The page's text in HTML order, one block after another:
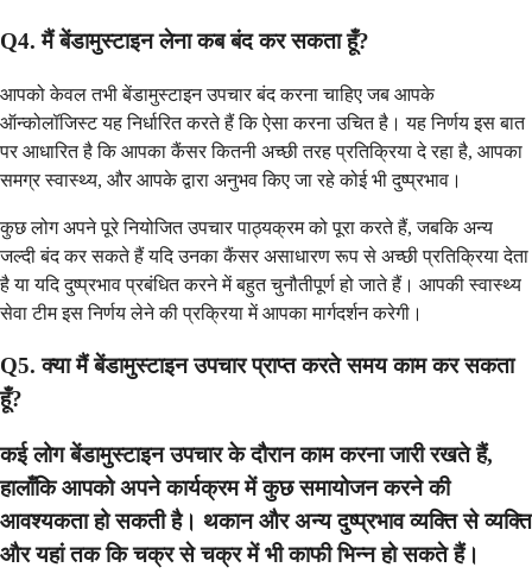
Q4. मैं बेंडामुस्टाइन लेना कब बंद कर सकता हूँ?
आपको केवल तभी बेंडामुस्टाइन उपचार बंद करना चाहिए जब आपके
ऑन्कोलॉजिस्ट यह निर्धारित करते हैं कि ऐसा करना उचित है। यह निर्णय इस बात
पर आधारित है कि आपका कैंसर कितनी अच्छी तरह प्रतिक्रिया दे रहा है, आपका
समग्र स्वास्थ्य, और आपके द्वारा अनुभव किए जा रहे कोई भी दुष्प्रभाव।
कुछ लोग अपने पूरे नियोजित उपचार पाठ्यक्रम को पूरा करते हैं, जबकि अन्य
जल्दी बंद कर सकते हैं यदि उनका कैंसर असाधारण रूप से अच्छी प्रतिक्रिया देता
है या यदि दुष्प्रभाव प्रबंधित करने में बहुत चुनौतीपूर्ण हो जाते हैं। आपकी स्वास्थ्य
सेवा टीम इस निर्णय लेने की प्रक्रिया में आपका मार्गदर्शन करेगी।
Q5. क्या मैं बेंडामुस्टाइन उपचार प्राप्त करते समय काम कर सकता
हूँ?
कई लोग बेंडामुस्टाइन उपचार के दौरान काम करना जारी रखते हैं,
हालाँकि आपको अपने कार्यक्रम में कुछ समायोजन करने की
आवश्यकता हो सकती है। थकान और अन्य दुष्प्रभाव व्यक्ति से व्यक्ति
और यहां तक ​​कि चक्र से चक्र में भी काफी भिन्न हो सकते हैं।